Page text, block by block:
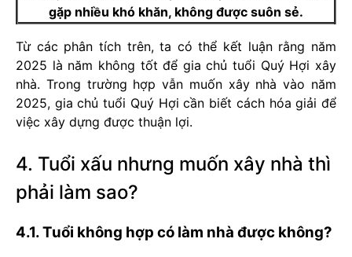
gặp nhiều khó khăn, không được suôn sẻ.
Từ các phân tích trên, ta có thể kết luận rằng năm
2025 là năm không tốt để gia chủ tuổi Quý Hợi xây
nhà. Trong trường hợp vẫn muốn xây nhà vào năm
2025, gia chủ tuổi Quý Hợi cần biết cách hóa giải để
việc xây dựng được thuận lợi.
4. Tuổi xấu nhưng muốn xây nhà thì
phải làm sao?
4.1. Tuổi không hợp có làm nhà được không?